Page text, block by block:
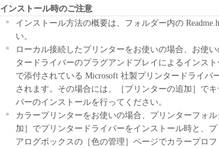
しくは実行することのいずれも含むものとします。）す
お客様に対して許諾します。お客様は、また「指定機
て接続されたコンピューター上で、かかるコンピュータ
ソフトウェア」を使用させることができますが、かか
に本契約書上の義務および条件を遵守させるとともに
負うことを条件とします。
(2) お客様は、上記(1)に基づいて「本ソフトウェア」
ップとして、「本ソフトウェア」を１部、複製すること
(3) 上記(1)および(2)に定める場合を除き、キヤノンま
ーのいかなる知的財産権も、明示たると黙示たるとを
お客様に譲渡あるいは許諾されるものではありません。
インストール時のご注意
インストール方法の概要は、フォルダー内の
い。
ローカル接続したプリンターをお使いの場合、お使
タードライバーのプラグアンドプレイによるインス
で添付されている Microsoft 社製プリンタードライバ
されます。その場合には、［プリンターの追加］で
バーのインストールを行ってください。
カラープリンターをお使いの場合、プリンターフォ
加］でプリンタードライバーをインストール時と、
アログボックスの［色の管理］ページでカラープロ